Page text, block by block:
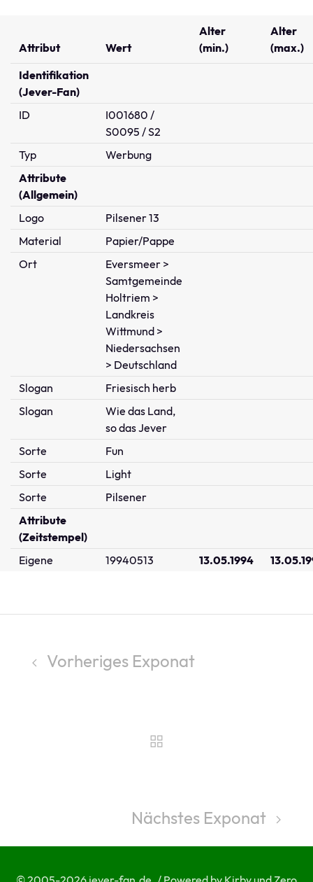
Attribut Wert
Alter
(min.)
Alter
(max.)
Identifikation
(Jever-Fan)
ID
I001680 /
S0095 / S2
Typ
Werbung
Attribute
(Allgemein)
Logo
Pilsener 13
Material
Papier/Pappe
Ort
Eversmeer >
Samtgemeinde
Holtriem >
Landkreis
Wittmund >
Niedersachsen
> Deutschland
Slogan
Friesisch herb
Slogan
Wie das Land,
so das Jever
Sorte
Fun
Sorte
Light
Sorte
Pilsener
Attribute
(Zeitstempel)
Eigene
19940513 13.05.1994
Vorheriges Exponat
Nächstes Exponat